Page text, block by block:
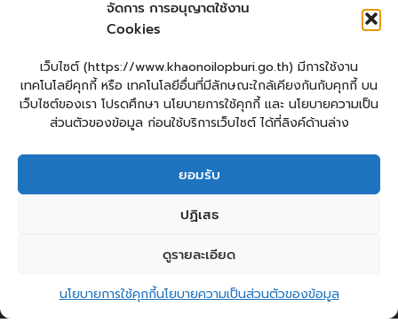
จัดการ การอนุญาตใช้งาน
Cookies
เว็บไซต์ (https://www.khaonoilopburi.go.th) มีการใช้งาน
เทคโนโลยีคุกกี้ หรือ เทคโนโลยีอื่นที่มีลักษณะใกล้เคียงกันกับคุกกี้ บน
เว็บไซต์ของเรา โปรดศึกษา นโยบายการใช้คุกกี้ และ นโยบายความเป็น
ส่วนตัวของข้อมูล ก่อนใช้บริการเว็บไซต์ ได้ที่ลิงค์ด้านล่าง
ยอมรับ
ปฏิเสธ
ดูรายละเอียด
นโยบายการใช้คุกกี้นโยบายความเป็นส่วนตัวของข้อมูล
แผนผังเว็บไซต์
จัดทำเว็บไซต์
LopburiWebDesign.com
ยื่นแบบคำร้องทั่วไปออนไลน์
ศูนย์ข้อมูลข่าวสาร อบต.เขาน้อย